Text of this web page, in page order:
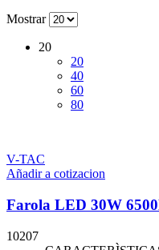
Mostrar
20
20
40
60
80
V-TAC
Añadir a cotizacion
Farola LED 30W
10207